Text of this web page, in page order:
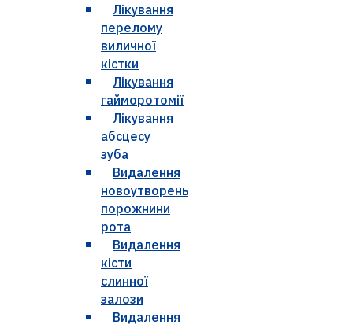
Лікування
перелому
виличної
кістки
Лікування
гайморотомії
Лікування
абсцесу
зуба
Видалення
новоутворень
порожнини
рота
Видалення
кісти
слинної
залози
Видалення